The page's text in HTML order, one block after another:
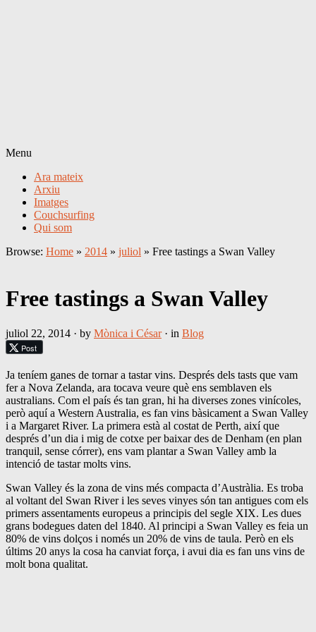
Menu
Ara mateix
Arxiu
Imatges
Couchsurfing
Qui som
Browse: Home » 2014 » juliol » Free tastings a Swan Valley
Free tastings a Swan Valley
juliol 22, 2014 · by Mònica i César· in Blog
Post
Ja teníem ganes de tornar a tastar vins. Després dels tasts que vam
fer a Nova Zelanda, ara tocava veure què ens semblaven els
australians. Com el país és tan gran, hi ha diverses zones vinícoles,
però aquí a Western Australia, es fan vins bàsicament a Swan Valley
i a Margaret River. La primera està al costat de Perth, així que
després d’un dia i mig de cotxe per baixar des de Denham (en plan
tranquil, sense córrer), ens vam plantar a Swan Valley amb la
intenció de tastar molts vins.
Swan Valley és la zona de vins més compacta d’Austràlia. Es troba
al voltant del Swan River i les seves vinyes són tan antigues com els
primers assentaments europeus a principis del segle XIX. Les dues
grans bodegues daten del 1840. Al principi a Swan Valley es feia un
80% de vins dolços i només un 20% de vins de taula. Però en els
últims 20 anys la cosa ha canviat força, i avui dia es fan uns vins de
molt bona qualitat.